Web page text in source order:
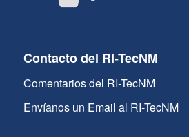
Contacto del RI-TecNM
Comentarios del RI-TecNM
Envíanos un Email al RI-TecNM